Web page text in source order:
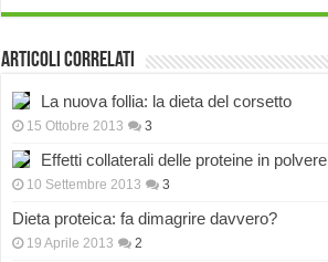
Articoli correlati
La nuova follia: la dieta del corsetto
15 Ottobre 2013 3
Effetti collaterali delle proteine in polvere
10 Settembre 2013 3
Dieta proteica: fa dimagrire davvero?
19 Aprile 2013 2